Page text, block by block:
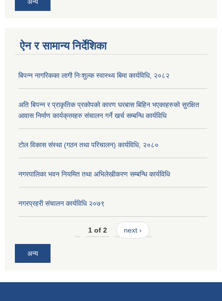
ऐन र सामान्य निर्देशिका
बिपन्न नागरिकका लागी निःशुल्क स्वास्थ्य बिमा कार्यविधि, २०८२
अति बिपन्न र प्राकृतिक प्रकोपको कारण घरबास बिहिन भएकाहरुको सुरक्षित
आवास निर्माण कार्यक्रमहरु संचालन गर्ने खर्च सम्बन्धि कार्यविधि
टोल विकास संस्था (गठन तथा परिचालन) कार्यविधि, २०८०
नगरपालिका भवन नियमित तथा अभिलेखीकरण सम्बन्धि कार्यविधि
नगरप्रहरी संचालन कार्यविधि २०७९
1 of 2 next ›
अन्य